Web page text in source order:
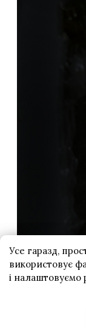
Усе гаразд,
використовує
і налаштовуємо